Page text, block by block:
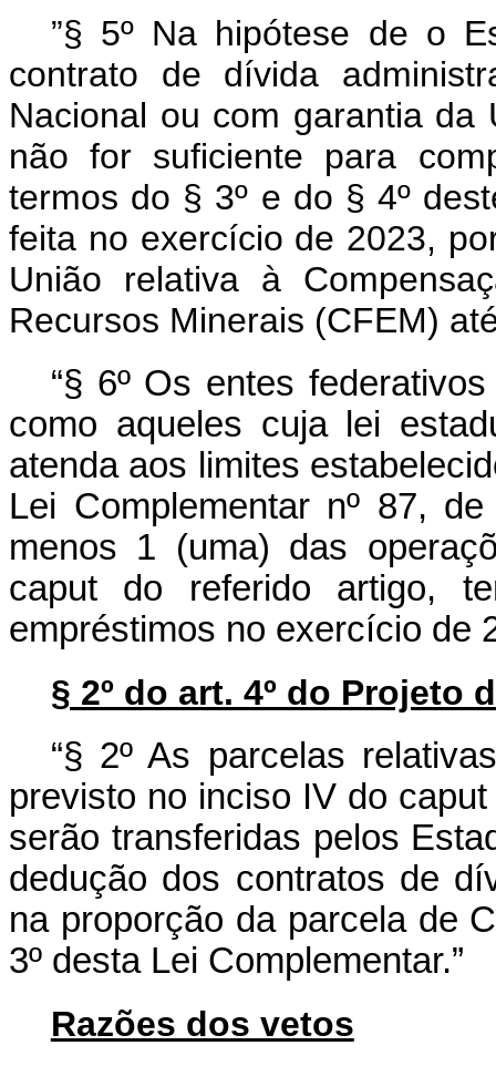
”§ 5º Na hipótese de o
contrato de dívida
Nacional ou com garantia
não for suficiente para
termos do § 3º e do § 4º
feita no exercício de 2023,
União relativa à
Recursos Minerais (CFEM)
“§ 6º Os entes
como aqueles cuja lei
atenda aos limites
Lei Complementar nº 87,
menos 1 (uma) das
caput do referido artigo,
empréstimos no exercício de
§ 2º do art. 4º do Projeto
“§ 2º As parcelas
previsto no inciso IV do caput
serão transferidas pelos
dedução dos contratos de
na proporção da parcela de
3º desta Lei Complementar.”
Razões dos vetos